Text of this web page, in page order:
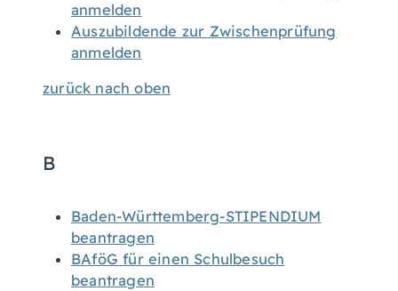
anmelden
Auszubildende zur Zwischenprüfung
anmelden
zurück nach oben
B
Baden-Württemberg-STIPENDIUM
beantragen
BAföG für einen Schulbesuch
beantragen